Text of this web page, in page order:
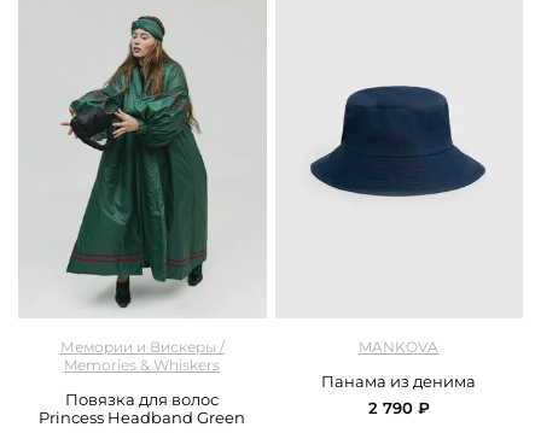
Мемории и Вискеры /
Memories & Whiskers
Повязка для волос
Princess Headband Green
MANKOVA
Панама из денима
2 790 ₽